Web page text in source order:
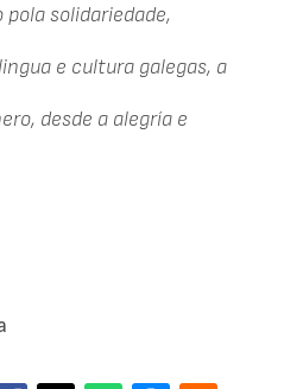
pola solidariedade,
e cultura galegas, a
desde a alegría e